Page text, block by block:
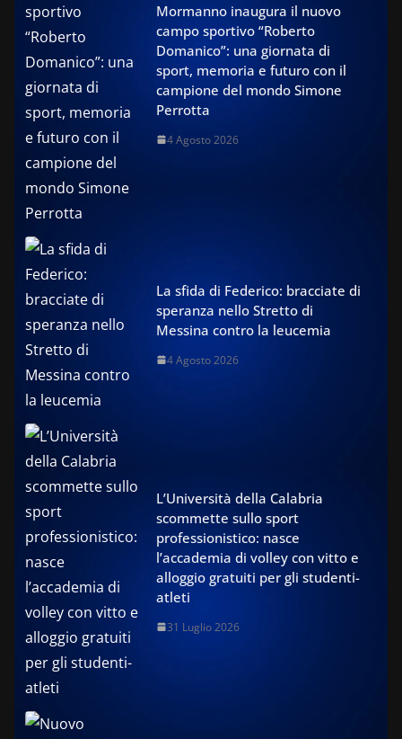
Mormanno inaugura il nuovo
campo sportivo “Roberto
Domanico”: una giornata di
sport, memoria e futuro con il
campione del mondo Simone
Perrotta
4 Agosto 2026
La sfida di Federico: bracciate di
speranza nello Stretto di
Messina contro la leucemia
4 Agosto 2026
L’Università della Calabria
scommette sullo sport
professionistico: nasce
l’accademia di volley con vitto e
alloggio gratuiti per gli studenti-
atleti
31 Luglio 2026